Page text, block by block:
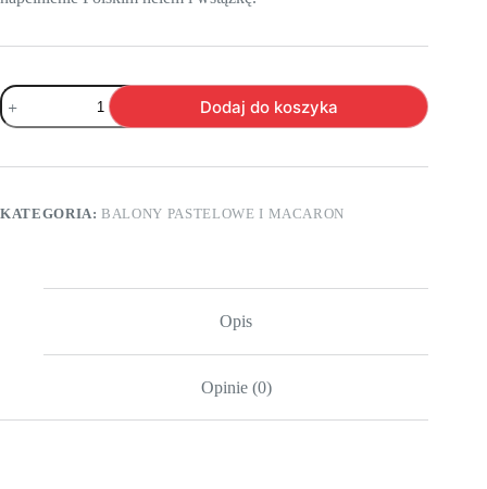
ilość
004.
Pastelowe
lateksowe
–
Dodaj do koszyka
KATEGORIA:BALONY PASTELOWE I MACARON
Opis
Opinie (0)